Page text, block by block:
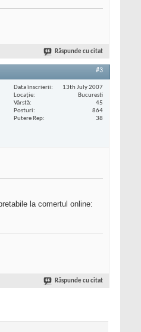
Răspunde cu citat
#3
Data înscrierii
13th July 2007
Locaţie
Bucuresti
Vârstă
45
Posturi
864
Putere Rep
38
la comertul online:
Răspunde cu citat